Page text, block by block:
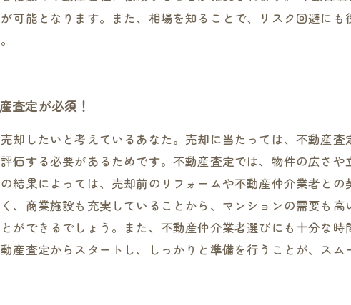
可能となります。また、相場を知ることで、リスク回避に
査定が必須！
却したいと考えているあなた。売却に当たっては、不動産
価する必要があるためです。不動産査定では、物件の広さ
結果によっては、売却前のリフォームや不動産仲介業者と
、商業施設も充実していることから、マンションの需要も
ができるでしょう。また、不動産仲介業者選びにも十分な
産査定からスタートし、しっかりと準備を行うことが、スム